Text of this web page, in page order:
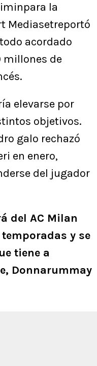
la
Mediasetreportó
acordado
millones de
elevarse por
objetivos.
galo rechazó
en enero,
del jugador
del AC Milan
y se
tiene a
Donnarummay